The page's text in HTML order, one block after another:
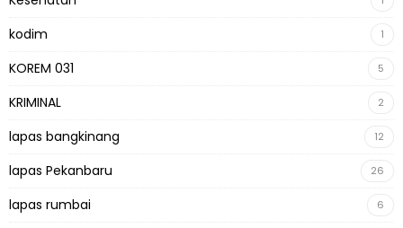
kodim 1
KOREM 031 5
KRIMINAL 2
lapas bangkinang 12
lapas Pekanbaru 26
lapas rumbai 6